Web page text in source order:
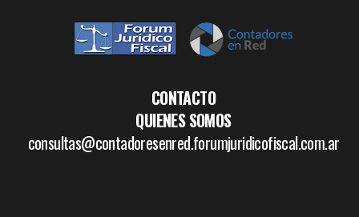
CONTACTO
QUIENES SOMOS
consultas@contadoresenred.forumjuridicofiscal.com.ar